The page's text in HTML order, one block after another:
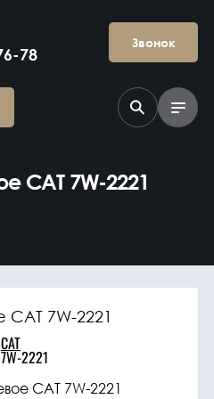
78
Звонок
CAT 7W-2221
7W-2221
CAT
7W-2221